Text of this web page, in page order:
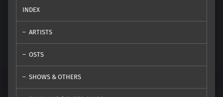
INDEX
ARTISTS
OSTS
SHOWS & OTHERS